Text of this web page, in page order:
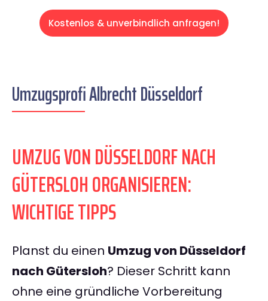
Kostenlos & unverbindlich anfragen!
Umzugsprofi Albrecht Düsseldorf
UMZUG VON DÜSSELDORF NACH
GÜTERSLOH ORGANISIEREN:
WICHTIGE TIPPS
Planst du einen Umzug von Düsseldorf
nach Gütersloh? Dieser Schritt kann
ohne eine gründliche Vorbereitung